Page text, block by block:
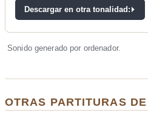
Descargar en otra tonalidad:
Sonido generado por ordenador.
OTRAS PARTITURAS